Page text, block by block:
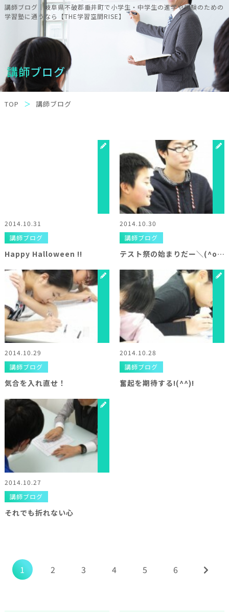
講師ブログ｜岐阜県不破郡垂井町で小学生・中学生の進学や受験のための
学習塾に通うなら【THE学習空間RISE】
講師ブログ
TOP 講師ブログ
2014.10.31
講師ブログ
Happy Halloween !!
2014.10.30
講師ブログ
テスト祭の始まりだー＼(^o^)／
2014.10.29
講師ブログ
気合を入れ直せ！
2014.10.28
講師ブログ
奮起を期待する!(^^)!
2014.10.27
講師ブログ
それでも折れない心
1 2 3 4 5 6